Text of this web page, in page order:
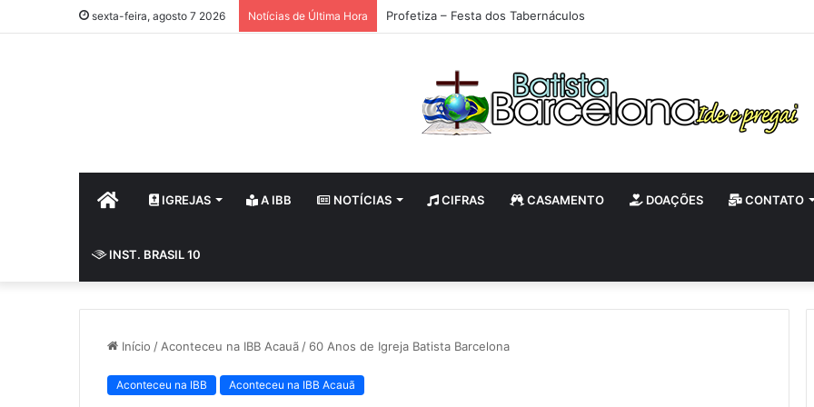
sexta-feira, agosto 7 2026 Notícias de Última Hora Profetiza – Festa dos Tabernáculos
HOME IGREJAS A IBB NOTÍCIAS CIFRAS CASAMENTO DOAÇÕES CONTATO
INST. BRASIL 10
Início / Aconteceu na IBB Acauã / 60 Anos de Igreja Batista Barcelona
Aconteceu na IBB Aconteceu na IBB Acauã